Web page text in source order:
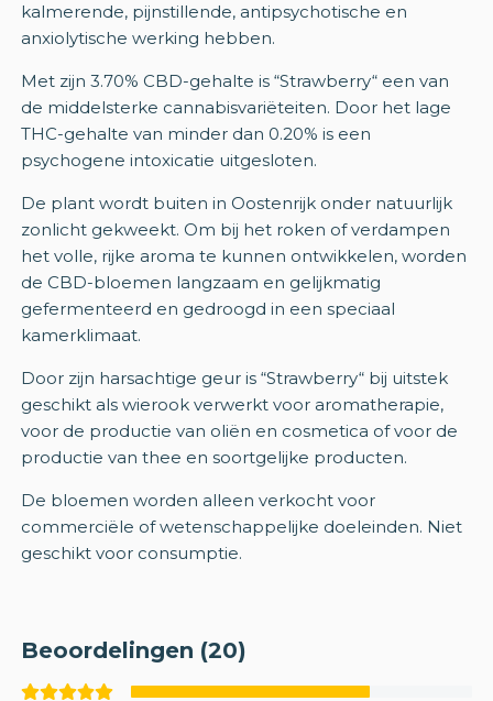
kalmerende, pijnstillende, antipsychotische en
anxiolytische werking hebben.
Met zijn 3.70% CBD-gehalte is “Strawberry“ een van
de middelsterke cannabisvariëteiten. Door het lage
THC-gehalte van minder dan 0.20% is een
psychogene intoxicatie uitgesloten.
De plant wordt buiten in Oostenrijk onder natuurlijk
zonlicht gekweekt. Om bij het roken of verdampen
het volle, rijke aroma te kunnen ontwikkelen, worden
de CBD-bloemen langzaam en gelijkmatig
gefermenteerd en gedroogd in een speciaal
kamerklimaat.
Door zijn harsachtige geur is “Strawberry“ bij uitstek
geschikt als wierook verwerkt voor aromatherapie,
voor de productie van oliën en cosmetica of voor de
productie van thee en soortgelijke producten.
De bloemen worden alleen verkocht voor
commerciële of wetenschappelijke doeleinden. Niet
geschikt voor consumptie.
Beoordelingen (20)